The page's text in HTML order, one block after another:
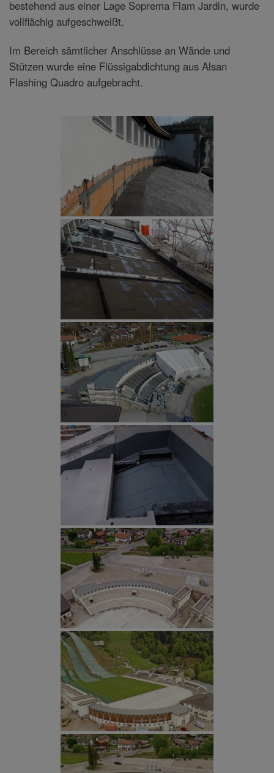
bestehend aus einer Lage Soprema Flam Jardin, wurde
vollflächig aufgeschweißt.
Im Bereich sämtlicher Anschlüsse an Wände und
Stützen wurde eine Flüssigabdichtung aus Alsan
Flashing Quadro aufgebracht.